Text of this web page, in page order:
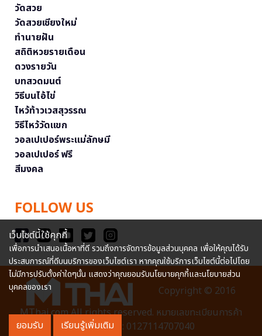
วัดสวย
วัดสวยเชียงใหม่
ทำนายฝัน
สถิติหวยรายเดือน
ดวงรายวัน
บทสวดมนต์
วิธีบนไอ้ไข่
ไหว้ท้าวเวสสุวรรณ
วิธีไหว้วัดแขก
วอลเปเปอร์พระแม่ลักษมี
วอลเปเปอร์ ฟรี
สีมงคล
FOLLOW US
Copyright © 2016
MThai.com All rights reserved. หมายเลขทะเบียนการค้า
อิเล็กทรอนิกส์ : 0127114707040
เว็บไซต์นี้ใช้คุกกี้
เพื่อการนำเสนอเนื้อหาที่ดี รวมถึงการจัดการข้อมูลส่วนบุคคล เพื่อให้คุณได้รับ
ประสบการณ์ที่ดีบนบริการของเว็บไซต์เรา หากคุณใช้บริการเว็บไซต์นี้ต่อไปโดย
ไม่มีการปรับตั้งค่าใดๆนั้น แสดงว่าคุณยอมรับนโยบายคุกกี้และนโยบายส่วน
บุคคลของเรา
ยอมรับ เรียนรู้เพิ่มเติม